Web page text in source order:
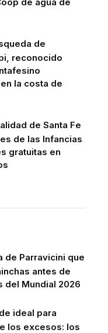
de
reconocido
la costa de
de Santa Fe
de las Infancias
gratuitas en
de Parravicini que
antes de
del Mundial 2026
ideal para
los excesos: los